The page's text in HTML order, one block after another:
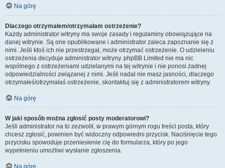
Na górę
Dlaczego otrzymałem/otrzymałam ostrzeżenie?
Każdy administrator witryny ma swoje zasady i regulaminy obowiązujące na
danej witrynie. Są one opublikowane i administrator zaleca zapoznanie się z
nimi. Jeśli ktoś ich nie przestrzegał, może otrzymać ostrzeżenie. O udzieleniu
ostrzeżenia decyduje administrator witryny. phpBB Limited nie ma nic
wspólnego z ostrzeżeniami udzielanymi na tej witrynie i nie ponosi żadnej
odpowiedzialności związanej z nimi. Jeśli nadal nie masz jasności, dlaczego
otrzymałeś/otrzymałaś ostrzeżenie, skontaktuj się z administratorem witryny.
Na górę
W jaki sposób można zgłosić posty moderatorowi?
Jeśli administrator na to zezwolił, w prawym górnym rogu treści posta, który
chcesz zgłosić, powinien być widoczny odpowiedni przycisk. Naciśnięcie tego
przycisku spowoduje przeniesienie cię do formularza, który po jego
wypełnieniu umożliwi wysłanie zgłoszenia.
Na górę